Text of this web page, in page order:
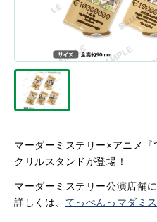
マーダーミステリー×アニメ
クリルスタンドが登場！
マーダーミステリー公演店舗
詳しくは、 てっぺんっマダミ